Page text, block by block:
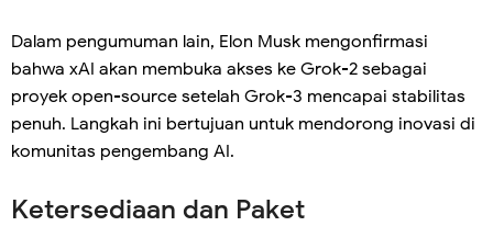
Dalam pengumuman lain, Elon Musk mengonfirmasi
bahwa xAI akan membuka akses ke Grok-2 sebagai
proyek open-source setelah Grok-3 mencapai stabilitas
penuh. Langkah ini bertujuan untuk mendorong inovasi di
komunitas pengembang AI.
Ketersediaan dan Paket